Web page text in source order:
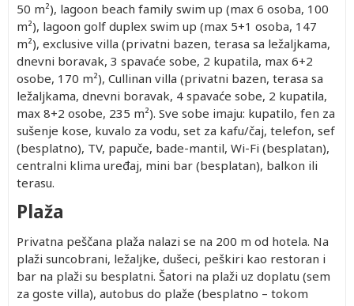
50 m²), lagoon beach family swim up (max 6 osoba, 100
m²), lagoon golf duplex swim up (max 5+1 osoba, 147
m²), exclusive villa (privatni bazen, terasa sa ležaljkama,
dnevni boravak, 3 spavaće sobe, 2 kupatila, max 6+2
osobe, 170 m²), Cullinan villa (privatni bazen, terasa sa
ležaljkama, dnevni boravak, 4 spavaće sobe, 2 kupatila,
max 8+2 osobe, 235 m²). Sve sobe imaju: kupatilo, fen za
sušenje kose, kuvalo za vodu, set za kafu/čaj, telefon, sef
(besplatno), TV, papuče, bade-mantil, Wi-Fi (besplatan),
centralni klima uređaj, mini bar (besplatan), balkon ili
terasu.
Plaža
Privatna peščana plaža nalazi se na 200 m od hotela. Na
plaži suncobrani, ležaljke, dušeci, peškiri kao restoran i
bar na plaži su besplatni. Šatori na plaži uz doplatu (sem
za goste villa), autobus do plaže (besplatno – tokom